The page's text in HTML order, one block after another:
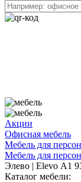
Акции
Офисная мебель
Мебель для
Мебель для
Элево | Elevo А1
Каталог мебели: